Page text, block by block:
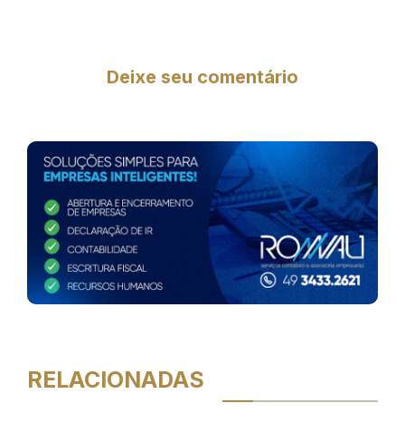
Deixe seu comentário
RELACIONADAS